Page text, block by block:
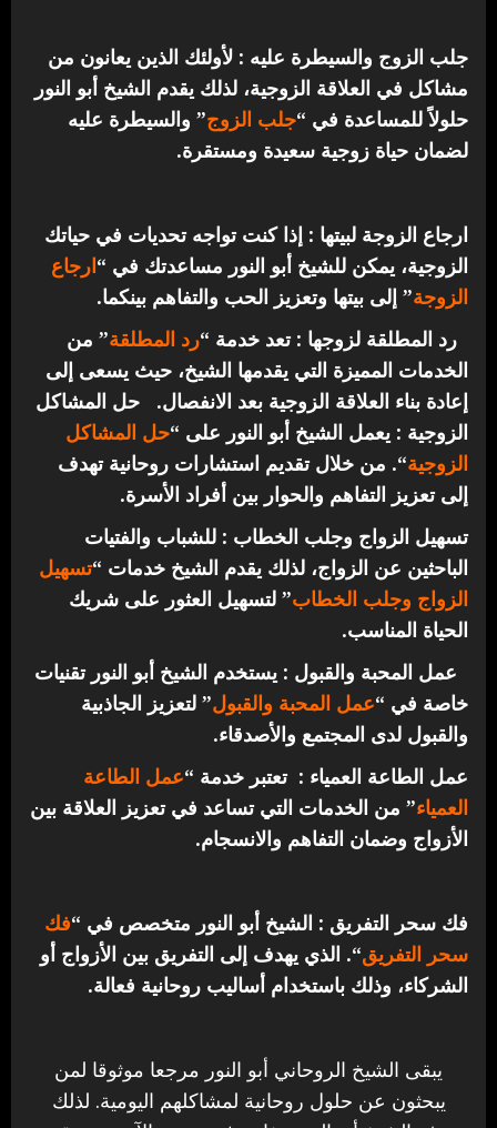
جلب الزوج والسيطرة عليه : لأولئك الذين يعانون من
مشاكل في العلاقة الزوجية، لذلك يقدم الشيخ أبو النور
حلولاً للمساعدة في “جلب الزوج” والسيطرة عليه
لضمان حياة زوجية سعيدة ومستقرة.
ارجاع الزوجة لبيتها : إذا كنت تواجه تحديات في حياتك
الزوجية، يمكن للشيخ أبو النور مساعدتك في “ارجاع
الزوجة” إلى بيتها وتعزيز الحب والتفاهم بينكما.
رد المطلقة لزوجها : تعد خدمة “رد المطلقة” من
الخدمات المميزة التي يقدمها الشيخ، حيث يسعى إلى
إعادة بناء العلاقة الزوجية بعد الانفصال.
حل المشاكل
الزوجية : يعمل الشيخ أبو النور على “حل المشاكل
الزوجية“. من خلال تقديم استشارات روحانية تهدف
إلى تعزيز التفاهم والحوار بين أفراد الأسرة.
تسهيل الزواج وجلب الخطاب : للشباب والفتيات
الباحثين عن الزواج، لذلك يقدم الشيخ خدمات “تسهيل
الزواج وجلب الخطاب” لتسهيل العثور على شريك
الحياة المناسب.
عمل المحبة والقبول : يستخدم الشيخ أبو النور تقنيات
خاصة في “عمل المحبة والقبول” لتعزيز الجاذبية
والقبول لدى المجتمع والأصدقاء.
عمل الطاعة العمياء : تعتبر خدمة “عمل الطاعة
العمياء” من الخدمات التي تساعد في تعزيز العلاقة بين
الأزواج وضمان التفاهم والانسجام.
فك سحر التفريق : الشيخ أبو النور متخصص في “فك
سحر التفريق“. الذي يهدف إلى التفريق بين الأزواج أو
الشركاء، وذلك باستخدام أساليب روحانية فعالة.
يبقى الشيخ الروحاني أبو النور مرجعا موثوقا لمن
يبحثون عن حلول روحانية لمشاكلهم اليومية. لذلك